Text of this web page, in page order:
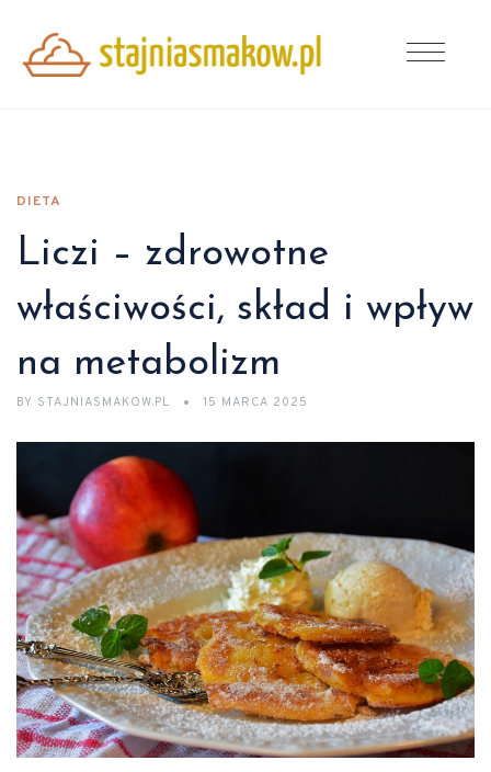
DIETA
Liczi – zdrowotne
właściwości, skład i wpływ
na metabolizm
BY STAJNIASMAKOW.PL 15 MARCA 2025